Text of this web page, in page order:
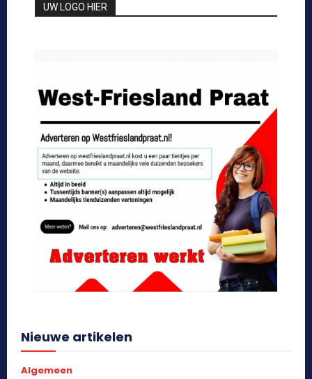
UW LOGO HIER
Nieuwe artikelen
Algemeen